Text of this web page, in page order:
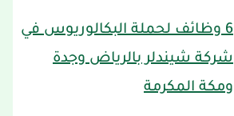
6 وظائف لحملة البكالوريوس في
شركة شيندلر بالرياض وجدة
ومكة المكرمة